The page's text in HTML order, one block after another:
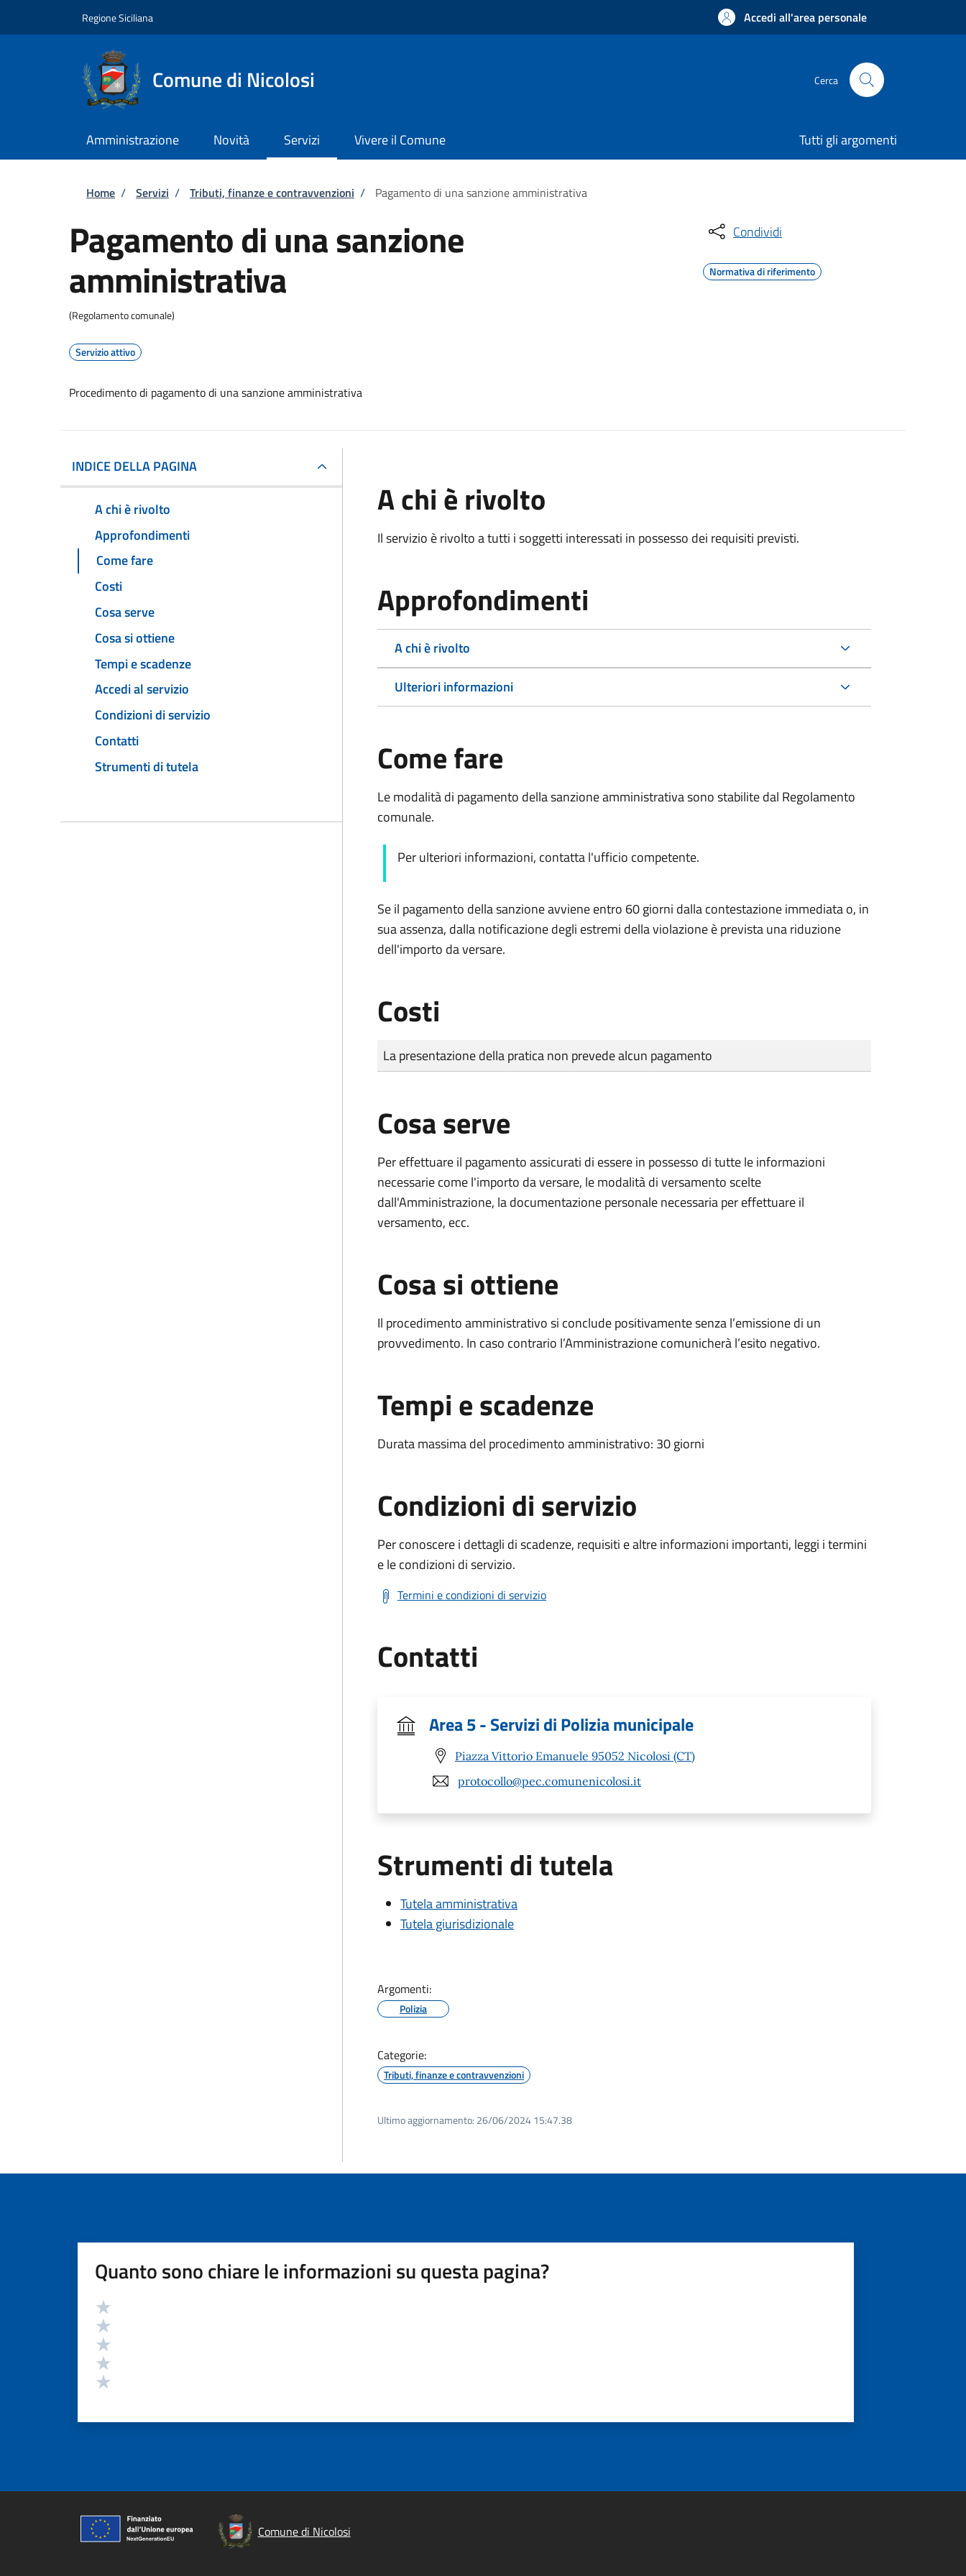
Regione Siciliana Accedi all'area personale
Comune di Nicolosi Cerca
Amministrazione Novità Servizi Vivere il Comune Tutti gli argomenti
Briciole di pane
Home / Servizi / Tributi, finanze e contravvenzioni / Pagamento di una sanzione amministrativa
Pagamento di una sanzione
amministrativa
(Regolamento comunale)
Servizio attivo
Procedimento di pagamento di una sanzione amministrativa
Condividi
Normativa di riferimento
INDICE DELLA PAGINA
A chi è rivolto
Approfondimenti
Come fare
Costi
Cosa serve
Cosa si ottiene
Tempi e scadenze
Accedi al servizio
Condizioni di servizio
Contatti
Strumenti di tutela
A chi è rivolto
Il servizio è rivolto a tutti i soggetti interessati in possesso dei requisiti previsti.
Approfondimenti
A chi è rivolto
Ulteriori informazioni
Come fare
Le modalità di pagamento della sanzione amministrativa sono stabilite dal Regolamento
comunale.
Per ulteriori informazioni, contatta l'ufficio competente.
Se il pagamento della sanzione avviene entro 60 giorni dalla contestazione immediata o, in
sua assenza, dalla notificazione degli estremi della violazione è prevista una riduzione
dell'importo da versare.
Costi
Tipo di pagamento
Importo
La presentazione della pratica non prevede alcun pagamento
Cosa serve
Per effettuare il pagamento assicurati di essere in possesso di tutte le informazioni
necessarie come l'importo da versare, le modalità di versamento scelte
dall'Amministrazione, la documentazione personale necessaria per effettuare il
versamento, ecc.
Cosa si ottiene
Il procedimento amministrativo si conclude positivamente senza l’emissione di un
provvedimento. In caso contrario l’Amministrazione comunicherà l’esito negativo.
Tempi e scadenze
Durata massima del procedimento amministrativo: 30 giorni
Condizioni di servizio
Per conoscere i dettagli di scadenze, requisiti e altre informazioni importanti, leggi i termini
e le condizioni di servizio.
Termini e condizioni di servizio
Contatti
Area 5 - Servizi di Polizia municipale
Piazza Vittorio Emanuele 95052 Nicolosi (CT)
protocollo@pec.comunenicolosi.it
Strumenti di tutela
Tutela amministrativa
Tutela giurisdizionale
Argomenti:
Polizia
Categorie:
Tributi, finanze e contravvenzioni
Ultimo aggiornamento: 26/06/2024 15:47.38
Quanto sono chiare le informazioni su questa pagina?
Valutazione
Comune di Nicolosi